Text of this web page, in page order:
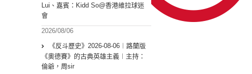
Lui、嘉賓：Kidd So@香港維拉球迷
會
2026/08/06
《反斗歷史》2026-08-06︱路蘭版
《奧德賽》的古典英雄主義︱主持：
倫爺，周sir